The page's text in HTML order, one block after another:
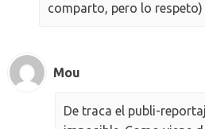
comparto, pero lo
Mou
De traca el publi-